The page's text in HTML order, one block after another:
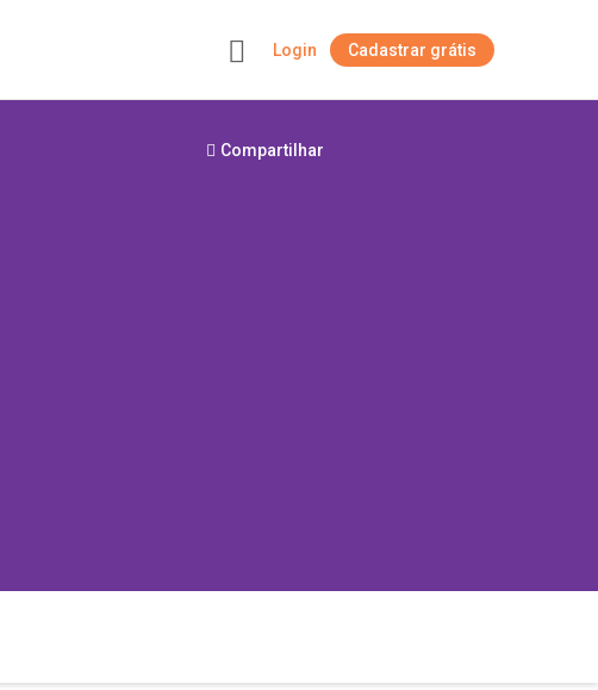
Login Cadastrar grátis
Compartilhar